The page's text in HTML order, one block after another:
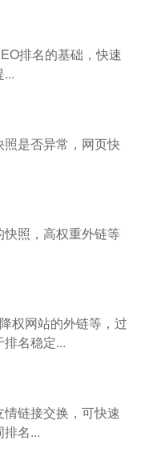
排名的基础，快速
是否异常，网页快
照，高权重外链等
权网站的外链等，过
名稳定...
链接交换，可快速
名...